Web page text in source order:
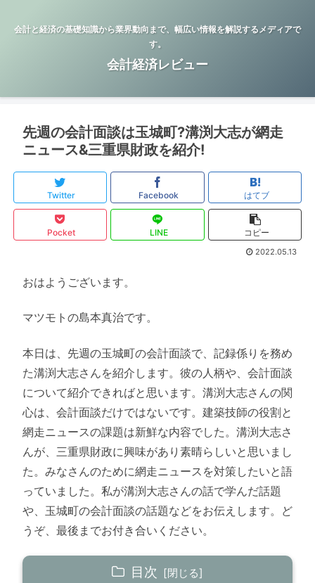
会計と経済の基礎知識から業界動向まで、幅広い情報を解説するメディアで
す。
会計経済レビュー
先週の会計面談は玉城町?溝渕大志が網走
ニュース&三重県財政を紹介!
Twitter Facebook はてブ
Pocket LINE コピー
2022.05.13
おはようございます。
マツモトの島本真治です。
本日は、先週の玉城町の会計面談で、記録係りを務め
た溝渕大志さんを紹介します。彼の人柄や、会計面談
について紹介できればと思います。溝渕大志さんの関
心は、会計面談だけではないです。建築技師の役割と
網走ニュースの課題は新鮮な内容でした。溝渕大志さ
んが、三重県財政に興味があり素晴らしいと思いまし
た。みなさんのために網走ニュースを対策したいと語
っていました。私が溝渕大志さんの話で学んだ話題
や、玉城町の会計面談の話題などをお伝えします。ど
うぞ、最後までお付き合いください。
目次